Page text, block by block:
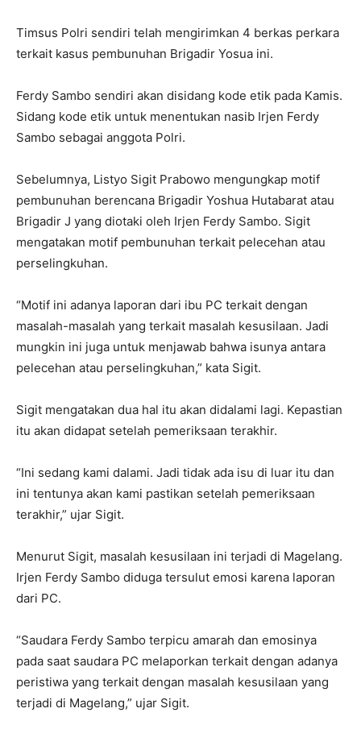
Timsus Polri sendiri telah mengirimkan 4 berkas perkara
terkait kasus pembunuhan Brigadir Yosua ini.
Ferdy Sambo sendiri akan disidang kode etik pada Kamis.
Sidang kode etik untuk menentukan nasib Irjen Ferdy
Sambo sebagai anggota Polri.
Sebelumnya, Listyo Sigit Prabowo mengungkap motif
pembunuhan berencana Brigadir Yoshua Hutabarat atau
Brigadir J yang diotaki oleh Irjen Ferdy Sambo. Sigit
mengatakan motif pembunuhan terkait pelecehan atau
perselingkuhan.
“Motif ini adanya laporan dari ibu PC terkait dengan
masalah-masalah yang terkait masalah kesusilaan. Jadi
mungkin ini juga untuk menjawab bahwa isunya antara
pelecehan atau perselingkuhan,” kata Sigit.
Sigit mengatakan dua hal itu akan didalami lagi. Kepastian
itu akan didapat setelah pemeriksaan terakhir.
“Ini sedang kami dalami. Jadi tidak ada isu di luar itu dan
ini tentunya akan kami pastikan setelah pemeriksaan
terakhir,” ujar Sigit.
Menurut Sigit, masalah kesusilaan ini terjadi di Magelang.
Irjen Ferdy Sambo diduga tersulut emosi karena laporan
dari PC.
“Saudara Ferdy Sambo terpicu amarah dan emosinya
pada saat saudara PC melaporkan terkait dengan adanya
peristiwa yang terkait dengan masalah kesusilaan yang
terjadi di Magelang,” ujar Sigit.